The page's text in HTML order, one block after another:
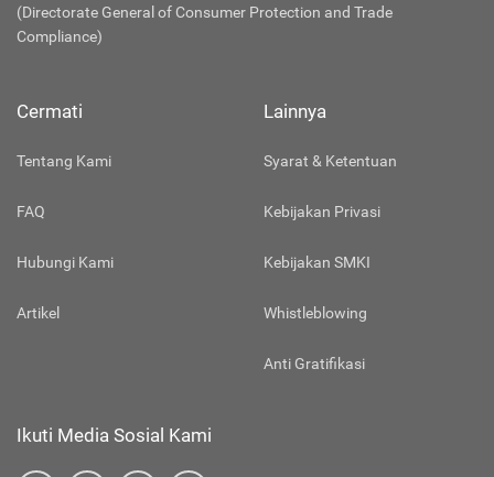
(Directorate General of Consumer Protection and Trade
Compliance)
Cermati
Tentang Kami
FAQ
Hubungi Kami
Artikel
Lainnya
Syarat & Ketentuan
Kebijakan Privasi
Kebijakan SMKI
Whistleblowing
Anti Gratifikasi
Ikuti Media Sosial Kami